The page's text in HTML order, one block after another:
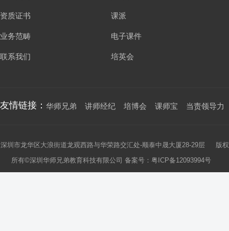
资质证书
业务范畴
联系我们
课派
电子课件
培英会
友情链接： 华师兄弟 讲师经纪 培博会 课师宝 当责领导力
深圳市龙华区大浪街道龙观西路与华荣路交汇处-顺泰中晟大厦28-29层 版权
所有©深圳华师兄弟教育科技有限公司 备案号： 粤ICP备12093994号